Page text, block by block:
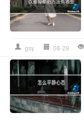
gsy 08-29